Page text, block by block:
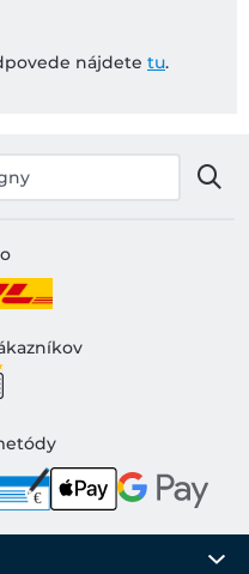
nájdete tu.